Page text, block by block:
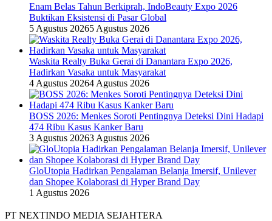
Enam Belas Tahun Berkiprah, IndoBeauty Expo 2026
Buktikan Eksistensi di Pasar Global
5 Agustus 20265 Agustus 2026
Waskita Realty Buka Gerai di Danantara Expo 2026,
Hadirkan Vasaka untuk Masyarakat
4 Agustus 20264 Agustus 2026
BOSS 2026: Menkes Soroti Pentingnya Deteksi Dini Hadapi
474 Ribu Kasus Kanker Baru
3 Agustus 20263 Agustus 2026
GloUtopia Hadirkan Pengalaman Belanja Imersif, Unilever
dan Shopee Kolaborasi di Hyper Brand Day
1 Agustus 2026
PT NEXTINDO MEDIA SEJAHTERA